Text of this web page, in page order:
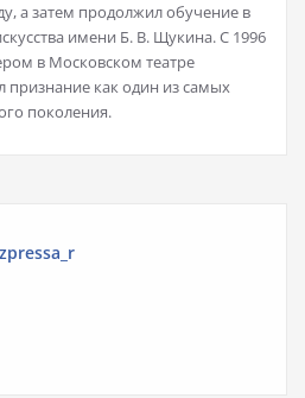
а затем продолжил обучение в
имени Б. В. Щукина. С 1996
в Московском театре
признание как один из самых
поколения.